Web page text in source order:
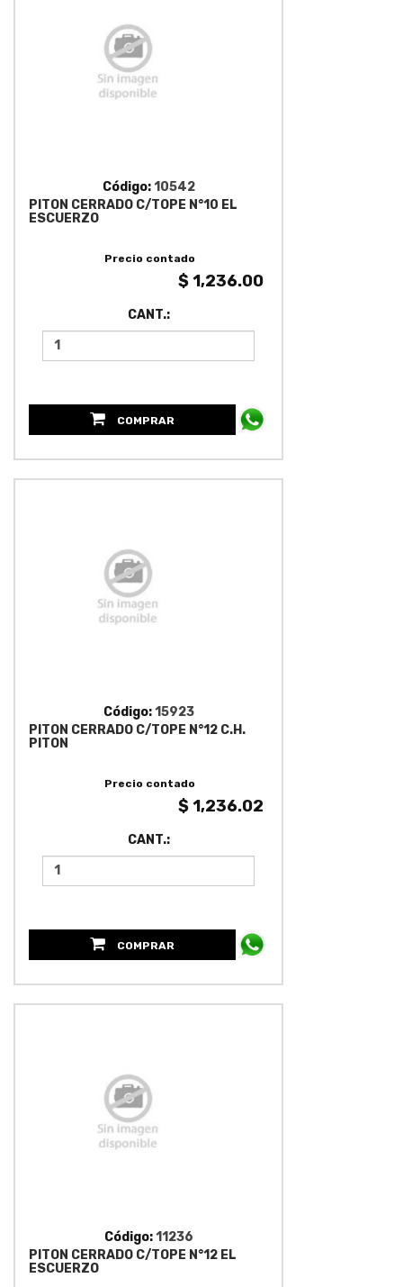
Código:10542
PITON CERRADO C/TOPE N°10 EL
ESCUERZO
Precio contado
$ 1,236.00
CANT.:
COMPRAR
Código:15923
PITON CERRADO C/TOPE N°12 C.H.
PITON
Precio contado
$ 1,236.02
CANT.:
COMPRAR
Código:11236
PITON CERRADO C/TOPE N°12 EL
ESCUERZO